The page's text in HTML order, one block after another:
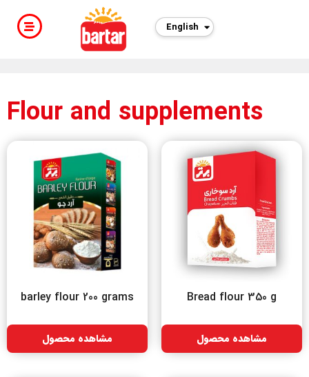
English
فارسی
Flour and supplements
barley flour 200 grams
مشاهده محصول
Bread flour 350 g
مشاهده محصول